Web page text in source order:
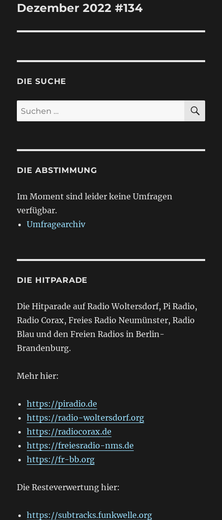
Beitrag:
Dezember 2022 #134
DIE SUCHE
Suchen
nach:
DIE ABSTIMMUNG
Im Moment sind leider keine Umfragen
verfügbar.
Umfragearchiv
DIE HITPARADE
Die Hitparade auf Radio Woltersdorf, Pi Radio,
Radio Corax, Freies Radio Neumünster, Radio
Blau und den Freien Radios in Berlin-
Brandenburg.
Mehr hier:
https://piradio.de
https://radio-woltersdorf.org
https://radiocorax.de
https://freiesradio-nms.de
https://fr-bb.org
Die Resteverwertung hier:
https://subtracks.funkwelle.org